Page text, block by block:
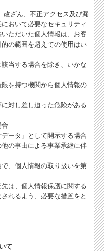
改ざん、不正アクセス及び漏
おいて必要なセキュリティ
ただいた個人情報は、お客
の範囲を超えての使用はい
当する場合を除き、いかな
限を持つ機関から個人情報の
対し差し迫った危険がある
合
データ」として開示する場合
他の事由による事業承継に伴
で、個人情報の取り扱いを第
は、個人情報保護に関する
れるよう、必要な措置をと
て